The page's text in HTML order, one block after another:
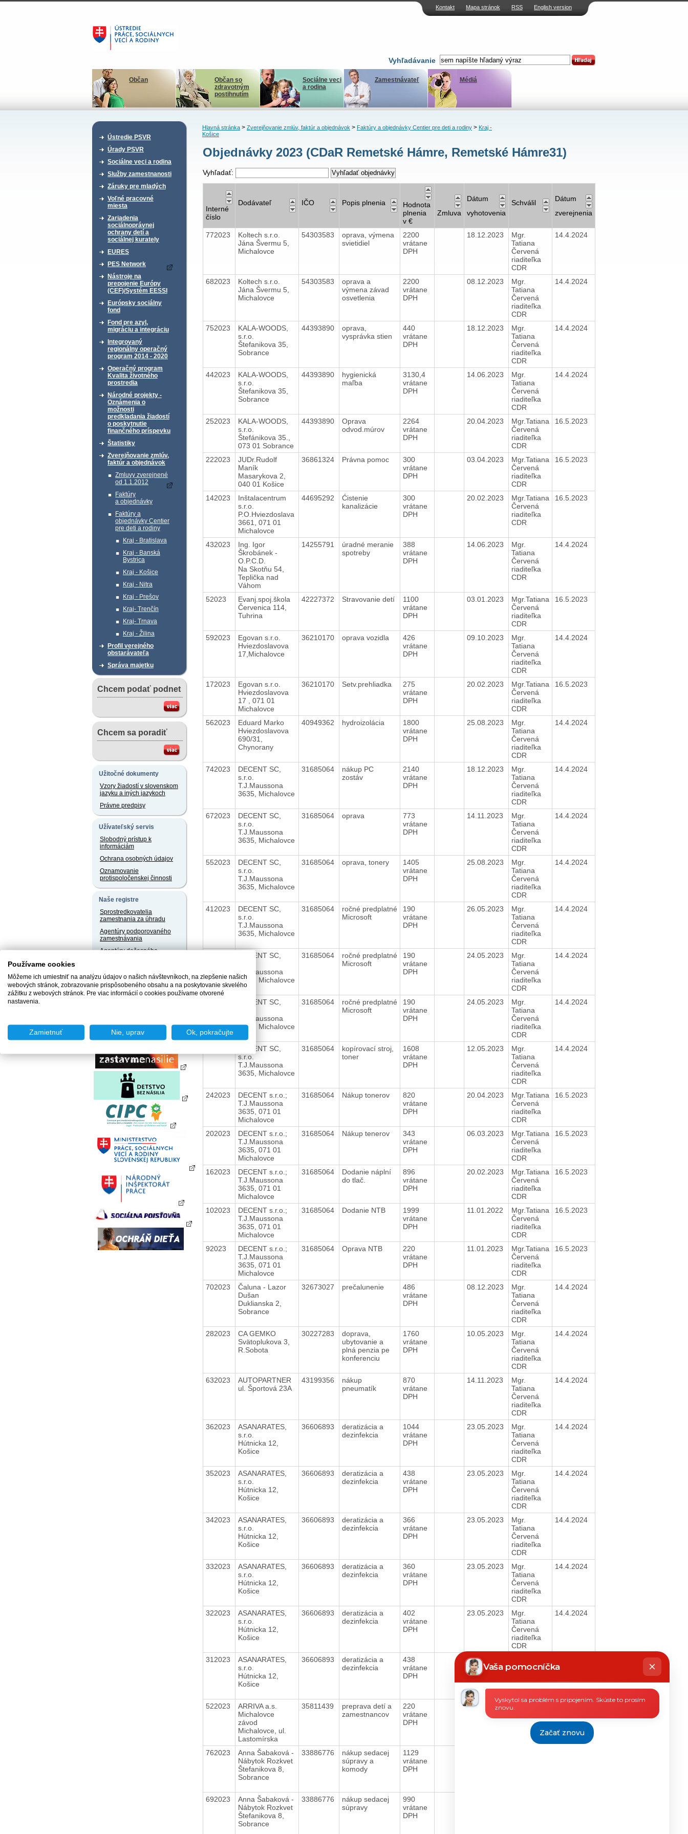
Kontakt Mapa stránok RSS English version
Vyhľadávanie
Občan
Občan so
zdravotným
postihnutím
Sociálne veci
a rodina
Zamestnávateľ Médiá
Ústredie PSVR
Úrady PSVR
Sociálne veci a rodina
Služby zamestnanosti
Záruky pre mladých
Voľné pracovné
miesta
Zariadenia
sociálnoprávnej
ochrany detí a
sociálnej kurately
EURES
PES Network
Nástroje na
prepojenie Európy
(CEF)/Systém EESSI
Európsky sociálny
fond
Fond pre azyl,
migráciu a integráciu
Integrovaný
regionálny operačný
program 2014 - 2020
Operačný program
Kvalita životného
prostredia
Národné projekty -
Oznámenia o
možnosti
predkladania žiadostí
o poskytnutie
finančného príspevku
Štatistiky
Zverejňovanie zmlúv,
faktúr a objednávok
Zmluvy zverejnené
od 1.1.2012
Faktúry
a objednávky
Faktúry a
objednávky Centier
pre deti a rodiny
Kraj - Bratislava
Kraj - Banská
Bystrica
Kraj - Košice
Kraj - Nitra
Kraj - Prešov
Kraj- Trenčín
Kraj- Trnava
Kraj - Žilina
Profil verejného
obstarávateľa
Správa majetku
Chcem podať podnet
Chcem sa poradiť
Užitočné dokumenty
Vzory žiadostí v slovenskom
jazyku a iných jazykoch
Právne predpisy
Užívateľský servis
Slobodný prístup k
informáciám
Ochrana osobných údajov
Oznamovanie
protispoločenskej činnosti
Naše registre
Sprostredkovatelia
zamestnania za úhradu
Agentúry podporovaného
zamestnávania
Agentúry dočasného
Chránené dielne a
chránené pracoviská
Hlavná stránka> Zverejňovanie zmlúv, faktúr a objednávok> Faktúry a objednávky Centier pre deti a rodiny> Kraj -
Košice
Objednávky 2023 (CDaR Remetské Hámre, Remetské Hámre31)
Vyhľadať:
Interné
číslo
Dodávateľ IČO Popis plnenia
Hodnota
plnenia
v €
Zmluva
Dátum
vyhotovenia
Schválil
Dátum
zverejnenia
772023
Koltech s.r.o.
Jána Švermu 5,
Michalovce
54303583
oprava, výmena
svietidiel
2200
vrátane
DPH
18.12.2023
Mgr.
Tatiana
Červená
riaditeľka
CDR
14.4.2024
682023
Koltech s.r.o.
Jána Švermu 5,
Michalovce
54303583
oprava a
výmena závad
osvetlenia
2200
vrátane
DPH
08.12.2023
Mgr.
Tatiana
Červená
riaditeľka
CDR
14.4.2024
752023
KALA-WOODS,
s.r.o.
Štefanikova 35,
Sobrance
44393890
oprava,
vysprávka stien
440
vrátane
DPH
18.12.2023
Mgr.
Tatiana
Červená
riaditeľka
CDR
14.4.2024
442023
KALA-WOODS,
s.r.o.
Štefanikova 35,
Sobrance
44393890
hygienická
maľba
3130,4
vrátane
DPH
14.06.2023
Mgr.
Tatiana
Červená
riaditeľka
CDR
14.4.2024
252023
KALA-WOODS,
s.r.o.
Štefánikova 35.,
073 01 Sobrance
44393890
Oprava
odvod.múrov
2264
vrátane
DPH
20.04.2023
Mgr.Tatiana
Červená
riaditeľka
CDR
16.5.2023
222023
JUDr.Rudolf
Maník
Masarykova 2,
040 01 Košice
36861324 Právna pomoc
300
vrátane
DPH
03.04.2023
Mgr.Tatiana
Červená
riaditeľka
CDR
16.5.2023
142023
Inštalacentrum
s.r.o.
P.O.Hviezdoslava
3661, 071 01
Michalovce
44695292
Ćistenie
kanalizácie
300
vrátane
DPH
20.02.2023
Mgr.Tatiana
Červená
riaditeľka
CDR
16.5.2023
432023
Ing. Igor
Škrobánek -
O.P.C.D.
Na Skotňu 54,
Teplička nad
Váhom
14255791
úradné meranie
spotreby
388
vrátane
DPH
14.06.2023
Mgr.
Tatiana
Červená
riaditeľka
CDR
14.4.2024
52023
Evanj.spoj.škola
Červenica 114,
Tuhrina
42227372 Stravovanie detí
1100
vrátane
DPH
03.01.2023
Mgr.Tatiana
Červená
riaditeľka
CDR
16.5.2023
592023
Egovan s.r.o.
Hviezdoslavova
17,Michalovce
36210170 oprava vozidla
426
vrátane
DPH
09.10.2023
Mgr.
Tatiana
Červená
riaditeľka
CDR
14.4.2024
172023
Egovan s.r.o.
Hviezdoslavova
17 , 071 01
Michalovce
36210170 Setv.prehliadka
275
vrátane
DPH
20.02.2023
Mgr.Tatiana
Červená
riaditeľka
CDR
16.5.2023
562023
Eduard Marko
Hviezdoslavova
690/31,
Chynorany
40949362 hydroizolácia
1800
vrátane
DPH
25.08.2023
Mgr.
Tatiana
Červená
riaditeľka
CDR
14.4.2024
742023
DECENT SC,
s.r.o.
T.J.Maussona
3635, Michalovce
31685064
nákup PC
zostáv
2140
vrátane
DPH
18.12.2023
Mgr.
Tatiana
Červená
riaditeľka
CDR
14.4.2024
672023
DECENT SC,
s.r.o.
T.J.Maussona
3635, Michalovce
31685064 oprava
773
vrátane
DPH
14.11.2023
Mgr.
Tatiana
Červená
riaditeľka
CDR
14.4.2024
552023
DECENT SC,
s.r.o.
T.J.Maussona
3635, Michalovce
31685064 oprava, tonery
1405
vrátane
DPH
25.08.2023
Mgr.
Tatiana
Červená
riaditeľka
CDR
14.4.2024
412023
DECENT SC,
s.r.o.
T.J.Maussona
3635, Michalovce
31685064
ročné predplatné
Microsoft
190
vrátane
DPH
26.05.2023
Mgr.
Tatiana
Červená
riaditeľka
CDR
14.4.2024
DECENT SC,
T.J.Maussona
3635, Michalovce
31685064
ročné predplatné
Microsoft
190
vrátane
DPH
24.05.2023
Mgr.
Tatiana
Červená
riaditeľka
CDR
14.4.2024
DECENT SC,
T.J.Maussona
3635, Michalovce
31685064
ročné predplatné
Microsoft
190
vrátane
DPH
24.05.2023
Mgr.
Tatiana
Červená
riaditeľka
CDR
14.4.2024
DECENT SC,
s.r.o.
T.J.Maussona
3635, Michalovce
31685064
kopírovací stroj,
toner
1608
vrátane
DPH
12.05.2023
Mgr.
Tatiana
Červená
riaditeľka
CDR
14.4.2024
242023
DECENT s.r.o.;
T.J.Maussona
3635, 071 01
Michalovce
31685064 Nákup tonerov
820
vrátane
DPH
20.04.2023
Mgr.Tatiana
Červená
riaditeľka
CDR
16.5.2023
202023
DECENT s.r.o.;
T.J.Maussona
3635, 071 01
Michalovce
31685064 Nákup tenerov
343
vrátane
DPH
06.03.2023
Mgr.Tatiana
Červená
riaditeľka
CDR
16.5.2023
162023
DECENT s.r.o.;
T.J.Maussona
3635, 071 01
Michalovce
31685064
Dodanie náplní
do tlač.
896
vrátane
DPH
20.02.2023
Mgr.Tatiana
Červená
riaditeľka
CDR
16.5.2023
102023
DECENT s.r.o.;
T.J.Maussona
3635, 071 01
Michalovce
31685064 Dodanie NTB
1999
vrátane
DPH
11.01.2022
Mgr.Tatiana
Červená
riaditeľka
CDR
16.5.2023
92023
DECENT s.r.o.;
T.J.Maussona
3635, 071 01
Michalovce
31685064 Oprava NTB
220
vrátane
DPH
11.01.2023
Mgr.Tatiana
Červená
riaditeľka
CDR
16.5.2023
702023
Čaluna - Lazor
Dušan
Duklianska 2,
Sobrance
32673027 prečalunenie
486
vrátane
DPH
08.12.2023
Mgr.
Tatiana
Červená
riaditeľka
CDR
14.4.2024
282023
CA GEMKO
Svätoplukova 3,
R.Sobota
30227283
doprava,
ubytovanie a
plná penzia pe
konferenciu
1760
vrátane
DPH
10.05.2023
Mgr.
Tatiana
Červená
riaditeľka
CDR
14.4.2024
632023
AUTOPARTNER
ul. Športová 23A
43199356
nákup
pneumatík
870
vrátane
DPH
14.11.2023
Mgr.
Tatiana
Červená
riaditeľka
CDR
14.4.2024
362023
ASANARATES,
s.r.o.
Hútnicka 12,
Košice
36606893
deratizácia a
dezinfekcia
1044
vrátane
DPH
23.05.2023
Mgr.
Tatiana
Červená
riaditeľka
CDR
14.4.2024
352023
ASANARATES,
s.r.o.
Hútnicka 12,
Košice
36606893
deratizácia a
dezinfekcia
438
vrátane
DPH
23.05.2023
Mgr.
Tatiana
Červená
riaditeľka
CDR
14.4.2024
342023
ASANARATES,
s.r.o.
Hútnicka 12,
Košice
36606893
deratizácia a
dezinfekcia
366
vrátane
DPH
23.05.2023
Mgr.
Tatiana
Červená
riaditeľka
CDR
14.4.2024
332023
ASANARATES,
s.r.o.
Hútnicka 12,
Košice
36606893
deratizácia a
dezinfekcia
360
vrátane
DPH
23.05.2023
Mgr.
Tatiana
Červená
riaditeľka
CDR
14.4.2024
322023
ASANARATES,
s.r.o.
Hútnicka 12,
Košice
36606893
deratizácia a
dezinfekcia
402
vrátane
DPH
23.05.2023
Mgr.
Tatiana
Červená
riaditeľka
CDR
14.4.2024
312023
ASANARATES,
s.r.o.
Hútnicka 12,
Košice
36606893
deratizácia a
dezinfekcia
438
vrátane
DPH
23.05.2023
Tatiana
riaditeľka
522023
ARRIVA a.s.
Michalovce
závod
Michalovce, ul.
Lastomírska
35811439
preprava detí a
zamestnancov
220
vrátane
DPH
21.08.2023
Mgr.
Červená
riaditeľka
762023
Anna Šabaková -
Nábytok Rozkvet
Štefanikova 8,
Sobrance
33886776
nákup sedacej
súpravy a
komody
1129
vrátane
DPH
692023
Anna Šabaková -
Nábytok Rozkvet
Štefanikova 8,
Sobrance
33886776
nákup sedacej
súpravy
990
vrátane
DPH
Používame cookies
Môžeme ich umiestniť na analýzu údajov o našich návštevníkoch, na zlepšenie našich
webových stránok, zobrazovanie prispôsobeného obsahu a na poskytovanie skvelého
zážitku z webových stránok. Pre viac informácií o cookies používame otvorené
nastavenia.
Zamietnuť Nie, uprav Ok, pokračujte
Vaša pomocníčka
Chatbot
píše
Vyskytol sa problém s pripojením. Skúste to prosím
znovu.
Začať znovu